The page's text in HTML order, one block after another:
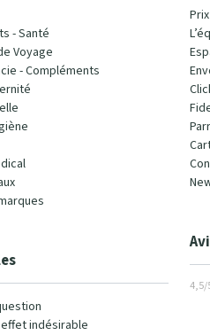
- Santé
Voyage
- Compléments
indésirable
4,5/